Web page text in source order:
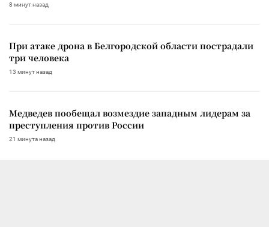
8 минут назад
При атаке дрона в Белгородской области пострадали
три человека
13 минут назад
Медведев пообещал возмездие западным лидерам за
преступления против России
21 минута назад